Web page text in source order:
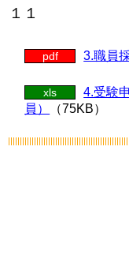
１１
pdf 3.職員
xls
4.受験
員）
（75KB）